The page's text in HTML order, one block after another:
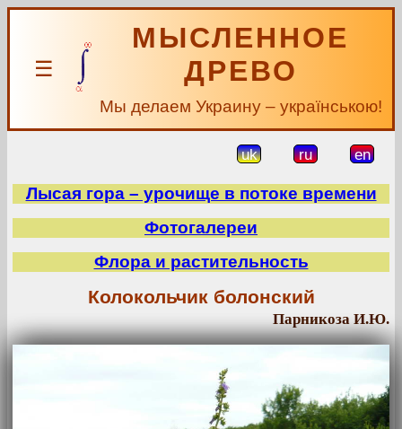
☰
МЫСЛЕННОЕ
ДРЕВО
Мы делаем Украину – українською!
uk ru en
Лысая гора – урочище в потоке времени
Фотогалереи
Флора и растительность
Колокольчик болонский
Парникоза И.Ю.